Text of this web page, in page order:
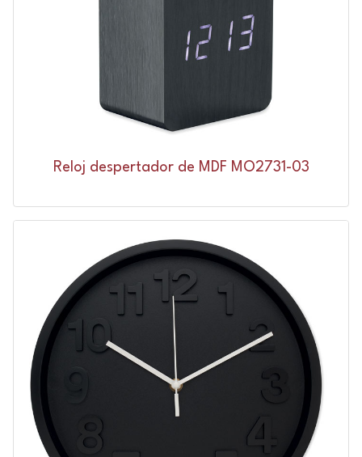
Reloj despertador de MDF MO2731-03